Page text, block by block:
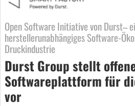
Open Software Initiative von Durst–
herstellerunabhängiges Software-
Druckindustrie
Durst Group stellt
Softwareplattform für
vor